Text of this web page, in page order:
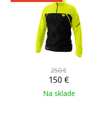
250 €
150 €
Na sklade